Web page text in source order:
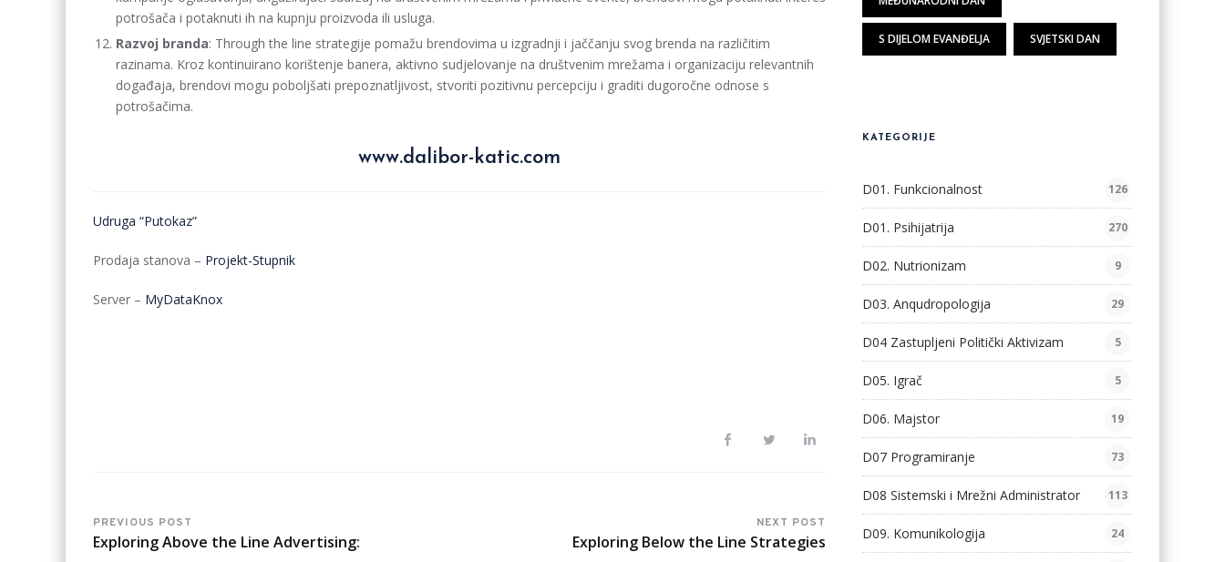
potrošača i potaknuti ih na kupnju proizvoda ili usluga.
Razvoj branda: Through the line strategije pomažu brendovima u izgradnji i jaččanju svog brenda na različitim
razinama. Kroz kontinuirano korištenje banera, aktivno sudjelovanje na društvenim mrežama i organizaciju relevantnih
događaja, brendovi mogu poboljšati prepoznatljivost, stvoriti pozitivnu percepciju i graditi dugoročne odnose s
potrošačima.
www.dalibor-katic.com
Udruga “Putokaz”
Prodaja stanova – Projekt-Stupnik
Server – MyDataKnox
PREVIOUS POST
Exploring Above the Line Advertising:
NEXT POST
Exploring Below the Line Strategies
S DIJELOM EVANĐELJA SVJETSKI DAN
KATEGORIJE
D01. Funkcionalnost 126
D01. Psihijatrija 270
D02. Nutrionizam 9
D03. Anqudropologija 29
D04 Zastupljeni Politički Aktivizam 5
D05. Igrač 5
D06. Majstor 19
D07 Programiranje 73
D08 Sistemski i Mrežni Administrator 113
D09. Komunikologija 24